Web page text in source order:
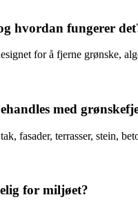
hvordan fungerer
for å fjerne grønske,
med
fasader, terrasser, stein,
for miljøet?